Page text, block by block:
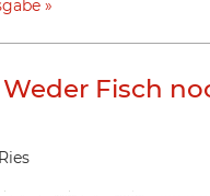
Fisch